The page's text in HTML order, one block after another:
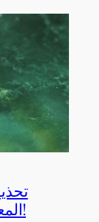
المعدّلة من واتساب على هاتفك!